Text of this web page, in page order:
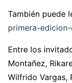
También puede
primera-
Entre los
Montañez,
Wilfrido Vargas,